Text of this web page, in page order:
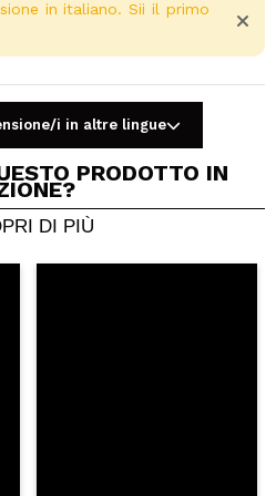
video o una foto
il primo. Immaginalo...
in italiano. Sii il primo
i in altre lingue
PRODOTTO IN
DI PIÙ